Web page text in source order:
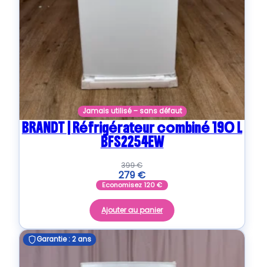
Jamais utilisé – sans défaut
BRANDT | Réfrigérateur combiné 190 L
BFS2254EW
399€
279 €
Economisez120€
Ajouter au panier
Garantie : 2 ans